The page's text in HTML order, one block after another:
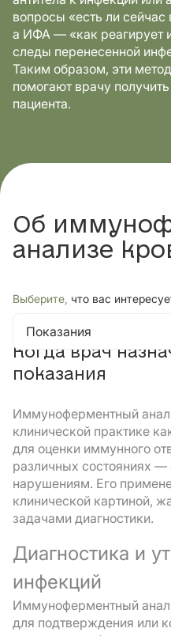
вопросы «есть ли сейчас
а ИФА — «как реагирует
следы перенесенной
Таким образом, эти
помогают врачу
пациента.
Об
анализе
Выберите, что вас
Показания
Когда врач
показания
Иммуноферментный
клинической практике
для оценки иммунного
различных состояниях
нарушениям. Его
клинической картиной,
задачами диагностики.
Диагностика и
инфекций
Иммуноферментный
для подтверждения или